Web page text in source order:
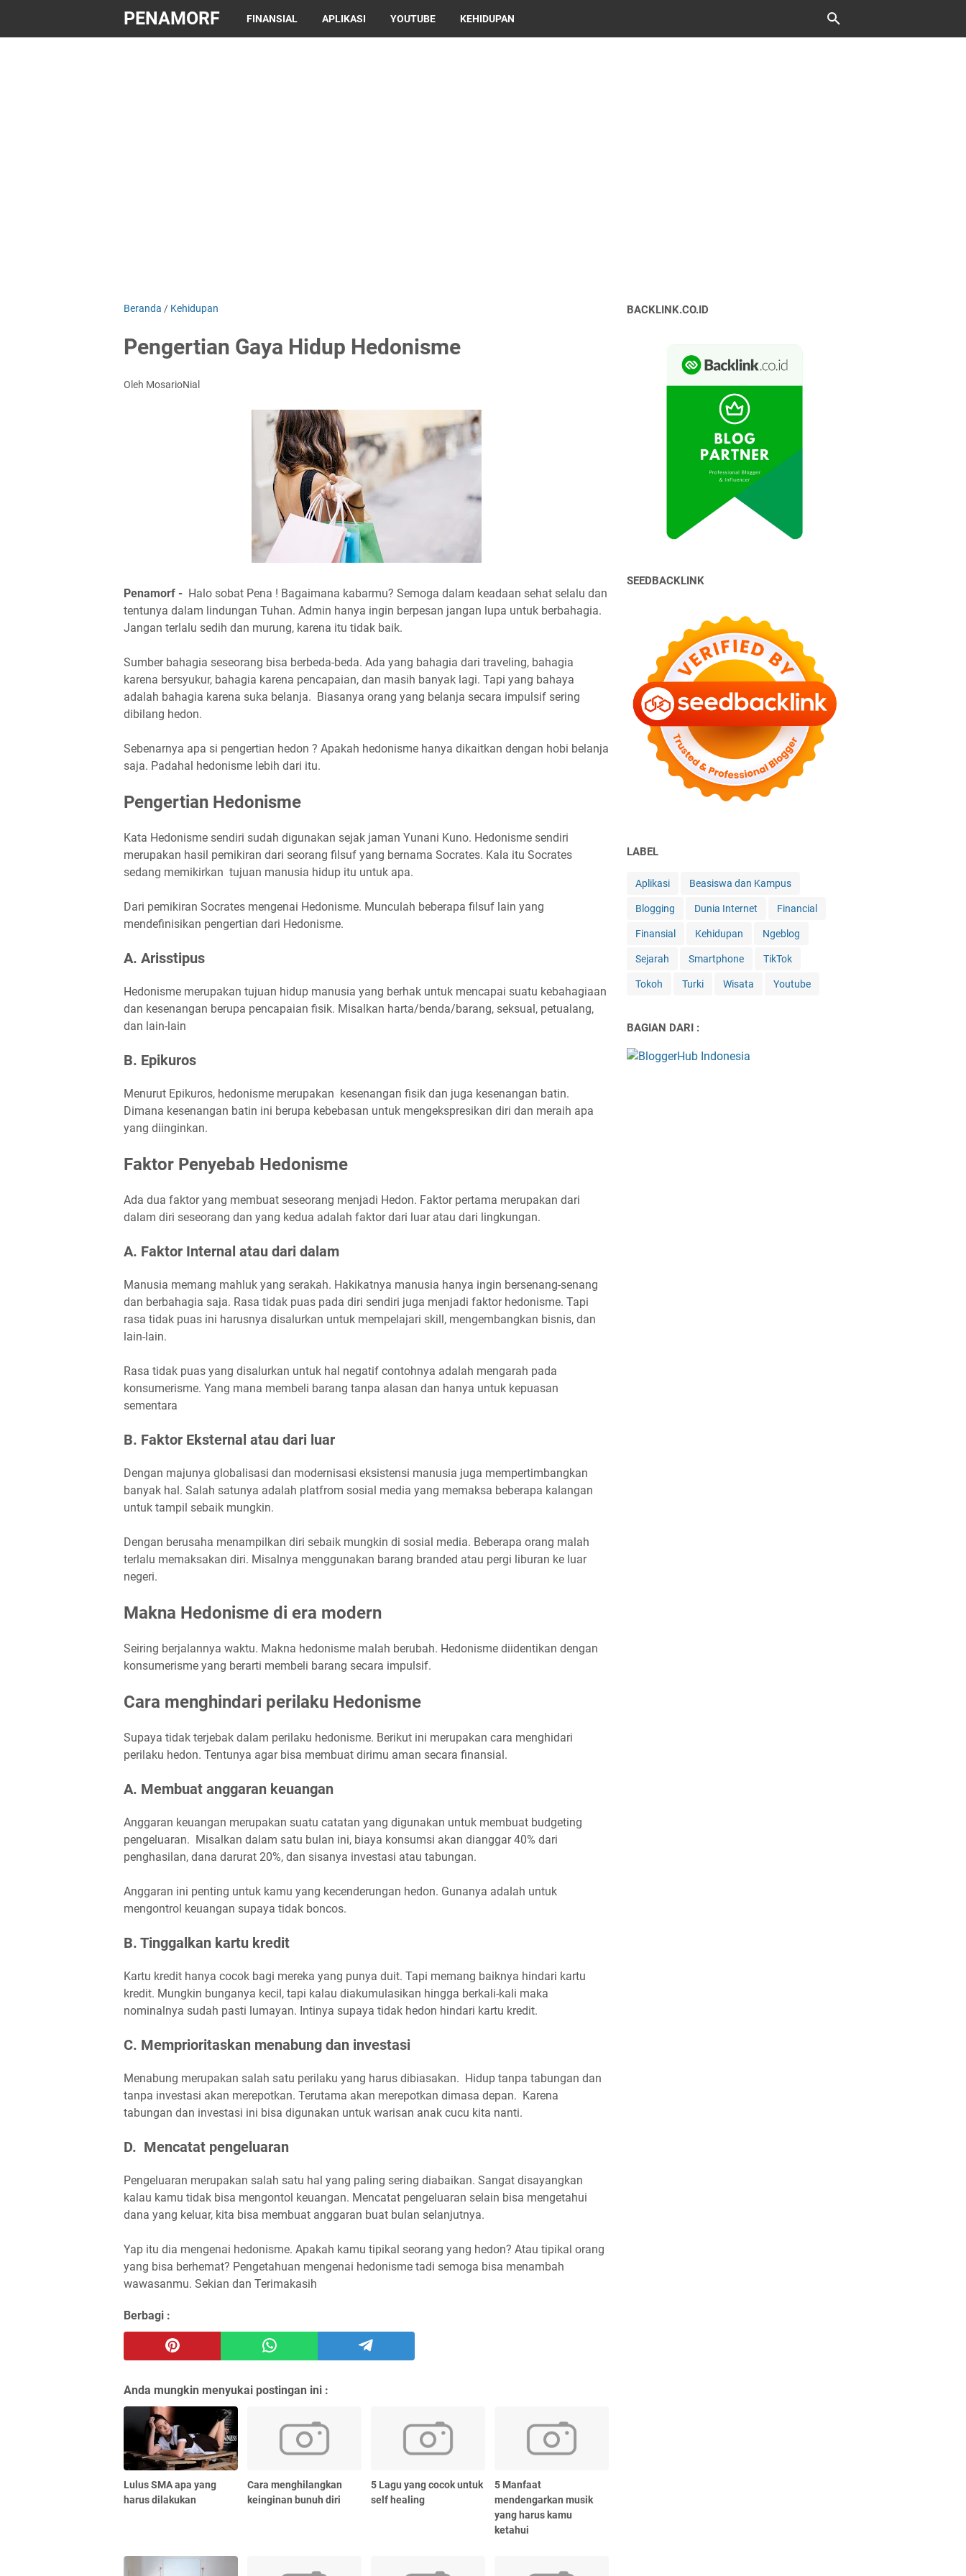
PENAMORF FINANSIAL APLIKASI YOUTUBE KEHIDUPAN
Beranda / Kehidupan
Pengertian Gaya Hidup Hedonisme
Oleh MosarioNial
Penamorf - Halo sobat Pena ! Bagaimana kabarmu? Semoga dalam keadaan sehat selalu dan
tentunya dalam lindungan Tuhan. Admin hanya ingin berpesan jangan lupa untuk berbahagia.
Jangan terlalu sedih dan murung, karena itu tidak baik.
Sumber bahagia seseorang bisa berbeda-beda. Ada yang bahagia dari traveling, bahagia
karena bersyukur, bahagia karena pencapaian, dan masih banyak lagi. Tapi yang bahaya
adalah bahagia karena suka belanja. Biasanya orang yang belanja secara impulsif sering
dibilang hedon.
Sebenarnya apa si pengertian hedon ? Apakah hedonisme hanya dikaitkan dengan hobi belanja
saja. Padahal hedonisme lebih dari itu.
Pengertian Hedonisme
Kata Hedonisme sendiri sudah digunakan sejak jaman Yunani Kuno. Hedonisme sendiri
merupakan hasil pemikiran dari seorang filsuf yang bernama Socrates. Kala itu Socrates
sedang memikirkan tujuan manusia hidup itu untuk apa.
Dari pemikiran Socrates mengenai Hedonisme. Munculah beberapa filsuf lain yang
mendefinisikan pengertian dari Hedonisme.
A. Arisstipus
Hedonisme merupakan tujuan hidup manusia yang berhak untuk mencapai suatu kebahagiaan
dan kesenangan berupa pencapaian fisik. Misalkan harta/benda/barang, seksual, petualang,
dan lain-lain
B. Epikuros
Menurut Epikuros, hedonisme merupakan kesenangan fisik dan juga kesenangan batin.
Dimana kesenangan batin ini berupa kebebasan untuk mengekspresikan diri dan meraih apa
yang diinginkan.
Faktor Penyebab Hedonisme
Ada dua faktor yang membuat seseorang menjadi Hedon. Faktor pertama merupakan dari
dalam diri seseorang dan yang kedua adalah faktor dari luar atau dari lingkungan.
A. Faktor Internal atau dari dalam
Manusia memang mahluk yang serakah. Hakikatnya manusia hanya ingin bersenang-senang
dan berbahagia saja. Rasa tidak puas pada diri sendiri juga menjadi faktor hedonisme. Tapi
rasa tidak puas ini harusnya disalurkan untuk mempelajari skill, mengembangkan bisnis, dan
lain-lain.
Rasa tidak puas yang disalurkan untuk hal negatif contohnya adalah mengarah pada
konsumerisme. Yang mana membeli barang tanpa alasan dan hanya untuk kepuasan
sementara
B. Faktor Eksternal atau dari luar
Dengan majunya globalisasi dan modernisasi eksistensi manusia juga mempertimbangkan
banyak hal. Salah satunya adalah platfrom sosial media yang memaksa beberapa kalangan
untuk tampil sebaik mungkin.
Dengan berusaha menampilkan diri sebaik mungkin di sosial media. Beberapa orang malah
terlalu memaksakan diri. Misalnya menggunakan barang branded atau pergi liburan ke luar
negeri.
Makna Hedonisme di era modern
Seiring berjalannya waktu. Makna hedonisme malah berubah. Hedonisme diidentikan dengan
konsumerisme yang berarti membeli barang secara impulsif.
Cara menghindari perilaku Hedonisme
Supaya tidak terjebak dalam perilaku hedonisme. Berikut ini merupakan cara menghidari
perilaku hedon. Tentunya agar bisa membuat dirimu aman secara finansial.
A. Membuat anggaran keuangan
Anggaran keuangan merupakan suatu catatan yang digunakan untuk membuat budgeting
pengeluaran. Misalkan dalam satu bulan ini, biaya konsumsi akan dianggar 40% dari
penghasilan, dana darurat 20%, dan sisanya investasi atau tabungan.
Anggaran ini penting untuk kamu yang kecenderungan hedon. Gunanya adalah untuk
mengontrol keuangan supaya tidak boncos.
B. Tinggalkan kartu kredit
Kartu kredit hanya cocok bagi mereka yang punya duit. Tapi memang baiknya hindari kartu
kredit. Mungkin bunganya kecil, tapi kalau diakumulasikan hingga berkali-kali maka
nominalnya sudah pasti lumayan. Intinya supaya tidak hedon hindari kartu kredit.
C. Memprioritaskan menabung dan investasi
Menabung merupakan salah satu perilaku yang harus dibiasakan. Hidup tanpa tabungan dan
tanpa investasi akan merepotkan. Terutama akan merepotkan dimasa depan. Karena
tabungan dan investasi ini bisa digunakan untuk warisan anak cucu kita nanti.
D. Mencatat pengeluaran
Pengeluaran merupakan salah satu hal yang paling sering diabaikan. Sangat disayangkan
kalau kamu tidak bisa mengontol keuangan. Mencatat pengeluaran selain bisa mengetahui
dana yang keluar, kita bisa membuat anggaran buat bulan selanjutnya.
Yap itu dia mengenai hedonisme. Apakah kamu tipikal seorang yang hedon? Atau tipikal orang
yang bisa berhemat? Pengetahuan mengenai hedonisme tadi semoga bisa menambah
wawasanmu. Sekian dan Terimakasih
Berbagi :
Anda mungkin menyukai postingan ini :
Lulus SMA apa yang
harus dilakukan
Cara menghilangkan
keinginan bunuh diri
5 Lagu yang cocok untuk
self healing
5 Manfaat
mendengarkan musik
yang harus kamu
ketahui
BACKLINK.CO.ID
SEEDBACKLINK
LABEL
Aplikasi Beasiswa dan Kampus
Blogging Dunia Internet Financial
Finansial Kehidupan Ngeblog
Sejarah Smartphone TikTok
Tokoh Turki Wisata Youtube
BAGIAN DARI :